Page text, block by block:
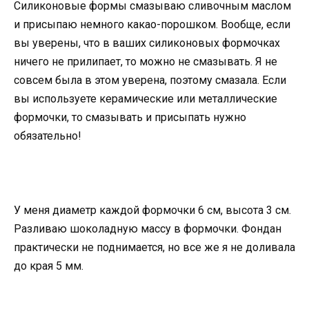
Силиконовые формы смазываю сливочным маслом
и присыпаю немного какао-порошком. Вообще, если
вы уверены, что в ваших силиконовых формочках
ничего не прилипает, то можно не смазывать. Я не
совсем была в этом уверена, поэтому смазала. Если
вы используете керамические или металлические
формочки, то смазывать и присыпать нужно
обязательно!
У меня диаметр каждой формочки 6 см, высота 3 см.
Разливаю шоколадную массу в формочки. Фондан
практически не поднимается, но все же я не доливала
до края 5 мм.